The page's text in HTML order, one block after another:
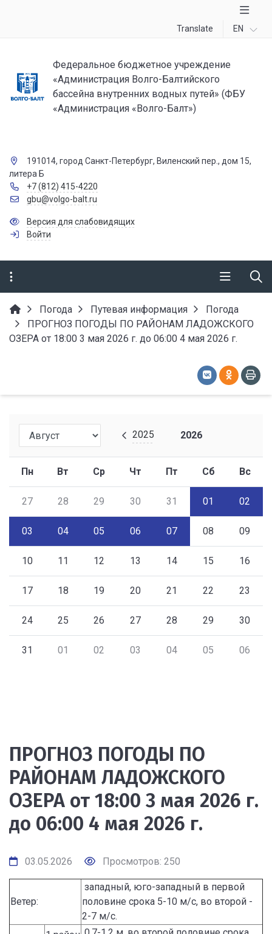
Translate EN
Федеральное бюджетное учреждение
«Администрация Волго-Балтийского
бассейна внутренних водных путей» (ФБУ
«Администрация «Волго-Балт»)
191014, город Санкт-Петербург, Виленский пер., дом 15,
литера Б
+7 (812) 415-4220
gbu@volgo-balt.ru
Версия для слабовидящих
Войти
Погода Путевая информация
Погода
ПРОГНОЗ ПОГОДЫ ПО РАЙОНАМ ЛАДОЖСКОГО
ОЗЕРА от 18:00 3 мая 2026 г. до 06:00 4 мая 2026 г.
2025 2026
Пн Вт Ср Чт Пт Сб Вс
27 28 29 30 31 01 02
03 04 05 06 07 08 09
10 11 12 13 14 15 16
17 18 19 20 21 22 23
24 25 26 27 28 29 30
31 01 02 03 04 05 06
ПРОГНОЗ ПОГОДЫ ПО
РАЙОНАМ ЛАДОЖСКОГО
ОЗЕРА от 18:00 3 мая 2026 г.
до 06:00 4 мая 2026 г.
03.05.2026 Просмотров: 250
Ветер:
западный, юго-западный в первой
половине срока 5-10 м/с, во второй -
2-7 м/с.